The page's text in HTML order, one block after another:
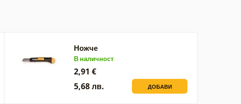
Ножче
В наличност
2,91 €
5,68 лв.
ДОБАВИ